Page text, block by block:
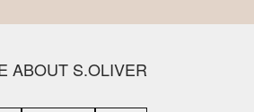
ABOUT S.OLIVER